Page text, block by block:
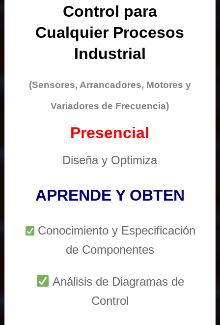
Control para
Cualquier Procesos
Industrial
(Sensores, Arrancadores, Motores y
Variadores de Frecuencia)
Presencial
Diseña y Optimiza
APRENDE Y OBTEN
Conocimiento y Especificación
de Componentes
Análisis de Diagramas de
Control